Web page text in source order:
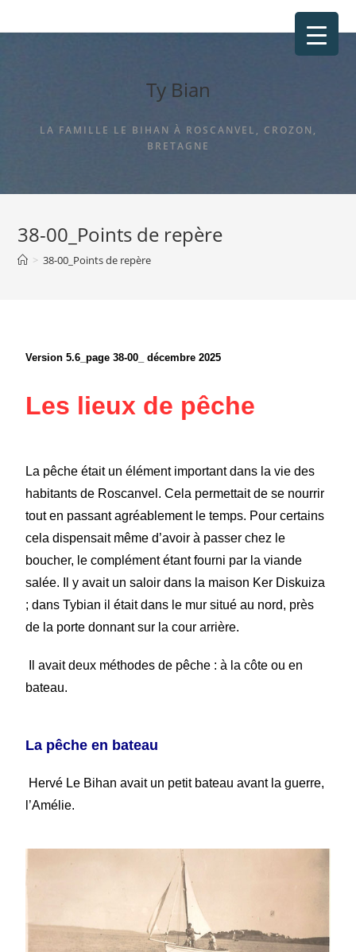
Ty Bian
LA FAMILLE LE BIHAN À ROSCANVEL, CROZON,
BRETAGNE
38-00_Points de repère
> 38-00_Points de repère
Version 5.6_page 38-00_ décembre 2025
Les lieux de pêche
La pêche était un élément important dans la vie des
habitants de Roscanvel. Cela permettait de se nourrir
tout en passant agréablement le temps. Pour certains
cela dispensait même d’avoir à passer chez le
boucher, le complément étant fourni par la viande
salée. Il y avait un saloir dans la maison Ker Diskuiza
; dans Tybian il était dans le mur situé au nord, près
de la porte donnant sur la cour arrière.
Il avait deux méthodes de pêche : à la côte ou en
bateau.
La pêche en bateau
Hervé Le Bihan avait un petit bateau avant la guerre,
l’Amélie.